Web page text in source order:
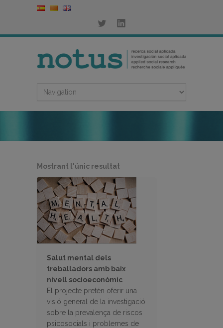
Mostrant l'únic resultat
Salut mental dels
treballadors amb baix
nivell socioeconòmic
El projecte pretén oferir una
visió general de la investigació
sobre la prevalença de riscos
psicosocials i problemes de